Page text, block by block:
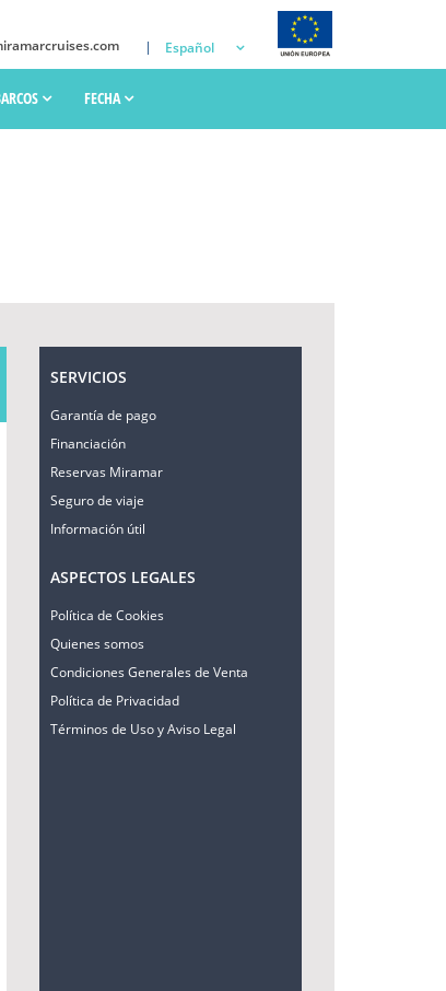
Español
FECHA
SERVICIOS
Garantía de pago
Financiación
Reservas Miramar
Seguro de viaje
Información útil
ASPECTOS LEGALES
Política de Cookies
Quienes somos
Condiciones Generales de Venta
Política de Privacidad
Términos de Uso y Aviso Legal